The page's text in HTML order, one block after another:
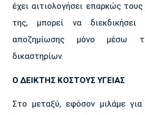
έχει αιτιολογήσει επαρκώς
της, μπορεί να
αποζημίωσης μόνο μέσω
δικαστηρίων.
Ο ΔΕIΚΤΗΣ ΚOΣΤΟΥΣ ΥΓΕIΑΣ
Στο μεταξύ, εφόσον μιλάμε